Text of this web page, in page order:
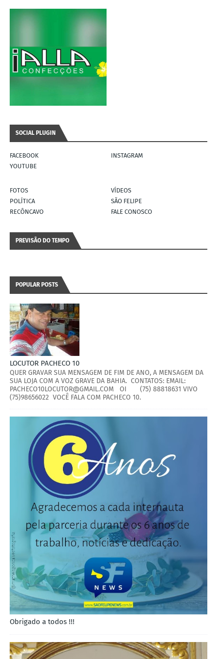
SOCIAL PLUGIN
FACEBOOK
INSTAGRAM
YOUTUBE
FOTOS
VÍDEOS
POLÍTICA
SÃO FELIPE
RECÔNCAVO
FALE CONOSCO
PREVISÃO DO TEMPO
POPULAR POSTS
LOCUTOR PACHECO 10
QUER GRAVAR SUA MENSAGEM DE FIM DE ANO, A MENSAGEM DA
SUA LOJA COM A VOZ GRAVE DA BAHIA. CONTATOS: EMAIL:
PACHECO10LOCUTOR@GMAIL.COM OI (75) 88818631 VIVO
(75)98656022 VOCÊ FALA COM PACHECO 10.
Obrigado a todos !!!